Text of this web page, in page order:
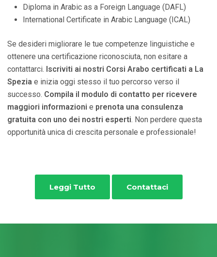
Diploma in Arabic as a Foreign Language (DAFL)
International Certificate in Arabic Language (ICAL)
Se desideri migliorare le tue competenze linguistiche e
ottenere una certificazione riconosciuta, non esitare a
contattarci. Iscriviti ai nostri Corsi Arabo certificati a La
Spezia e inizia oggi stesso il tuo percorso verso il
successo. Compila il modulo di contatto per ricevere
maggiori informazioni e prenota una consulenza
gratuita con uno dei nostri esperti. Non perdere questa
opportunità unica di crescita personale e professionale!
Leggi Tutto Contattaci